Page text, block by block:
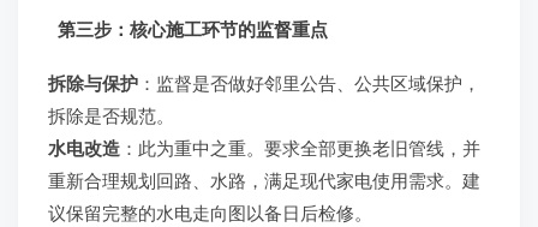
第三步：核心施工环节的监督重点
拆除与保护 ：监督是否做好邻里公告、公共区域保护，
拆除是否规范。
水电改造 ：此为重中之重。要求全部更换老旧管线，并
重新合理规划回路、水路，满足现代家电使用需求。建
议保留完整的水电走向图以备日后检修。